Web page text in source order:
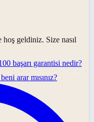
hoş geldiniz. Size nasıl
başarı garantisi nedir?
arar mısınız?